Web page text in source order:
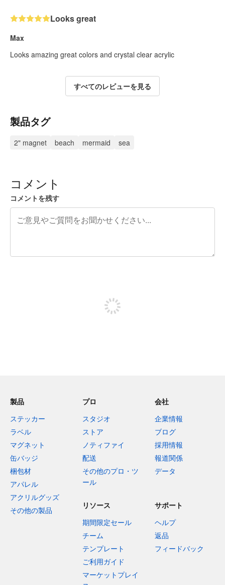
Looks great
Max
Looks amazing great colors and crystal clear acrylic
すべてのレビューを見る
製品タグ
2" magnet beach mermaid sea
コメント
コメントを残す
製品
ステッカー
ラベル
マグネット
缶バッジ
梱包材
アパレル
アクリルグッズ
その他の製品
プロ
スタジオ
ストア
ノティファイ
配送
その他のプロ・ツ
ール
会社
企業情報
ブログ
採用情報
報道関係
データ
リソース
期間限定セール
チーム
テンプレート
ご利用ガイド
マーケットプレイ
サポート
ヘルプ
返品
フィードバック